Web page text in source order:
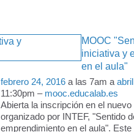
MOOC
iniciativa y
en el aula"
febrero 24, 2016 a las 7am a
11:30pm – mooc.educalab.es
Abierta la inscripción en el
organizado por INTEF, "Sentido
emprendimiento en el aula".